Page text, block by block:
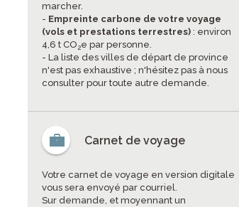
marcher.
- Empreinte carbone de votre voyage
(vols et prestations terrestres) : environ
4,6 t CO2e par personne.
- La liste des villes de départ de province
n'est pas exhaustive ; n'hésitez pas à nous
consulter pour toute autre demande.
Carnet de voyage
Votre carnet de voyage en version digitale
vous sera envoyé par courriel.
Sur demande, et moyennant un